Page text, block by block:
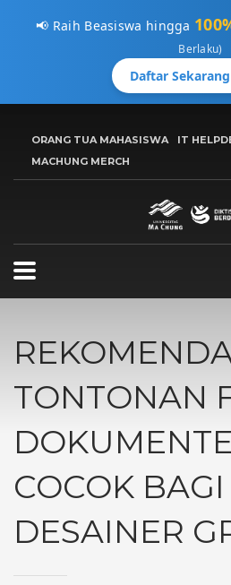
📢 Raih Beasiswa hingga
Berlaku)
Daftar
Kunjungipmb.machung.ac.id.
Email Konfirmasi
Hubungi Kami Di 0811 3610 414, atau
Senin-Jumat 8:00AM - 5:00PM
ORANG TUA MAHASISWA
IT
MACHUNG MERCH
TONTONAN
COCOK BAGI
DESAINER